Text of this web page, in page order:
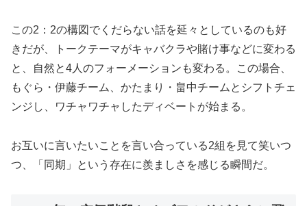
この2：2の構図でくだらない話を延々としているのも好
きだが、トークテーマがキャバクラや賭け事などに変わる
と、自然と4人のフォーメーションも変わる。この場合、
もぐら・伊藤チーム、かたまり・畠中チームとシフトチェ
ンジし、ワチャワチャしたディベートが始まる。
お互いに言いたいことを言い合っている2組を見て笑いつ
つ、「同期」という存在に羨ましさを感じる瞬間だ。